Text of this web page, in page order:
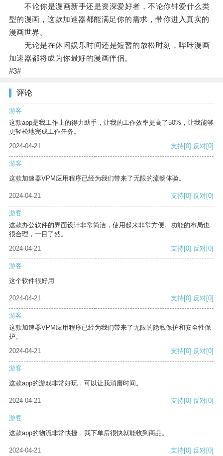
不论你是漫画新手还是资深爱好者，不论你钟爱什么类
型的漫画，这款加速器都能满足你的需求，带你进入真实的
漫画世界。
无论是在休闲娱乐时间还是短暂的放松时刻，哔咔漫画
加速器都将成为你最好的漫画伴侣。
#3#
评论
游客
这款app是我工作上的得力助手，让我的工作效率提高了50%，让我能够
更轻松地完成工作任务。
2024-04-21
支持[0] 反对[0]
游客
这款加速器VPM应用程序已经为我们带来了无限的流畅体验。
2024-04-21 支持[0] 反对[0]
游客
这款办公软件的界面设计非常简洁，使用起来非常方便。功能的布局也
很合理，一目了然。
2024-04-21
支持[0] 反对[0]
游客
这个软件很好用
2024-04-21 支持[0] 反对[0]
游客
这款加速器VPM应用程序已经为我们带来了无限的隐私保护和安全性保
护。
2024-04-21
支持[0] 反对[0]
游客
这款app的游戏非常好玩，可以让我消磨时间。
2024-04-21 支持[0] 反对[0]
游客
这款app的物流非常快捷，我下单后很快就能收到商品。
2024-04-21 支持[0] 反对[0]